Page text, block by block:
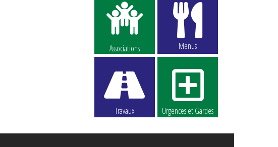
Associations Menus
Travaux Urgences et Gardes